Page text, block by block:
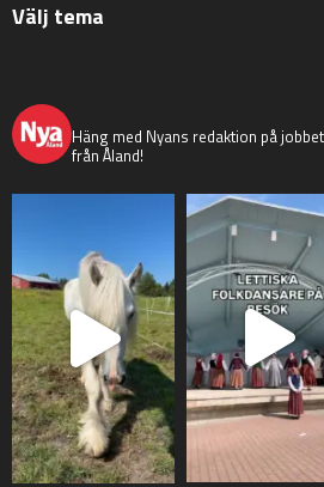
Välj tema
Häng med Nyans redaktion på
från Åland!